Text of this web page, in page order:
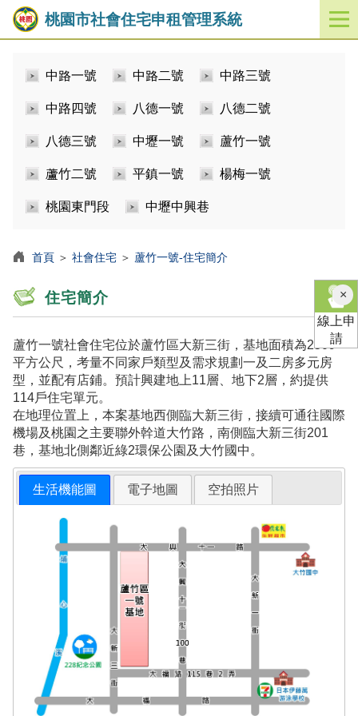
桃園市社會住宅申租管理系統
開
啟
中路一號 中路二號 中路三號
中路四號 八德一號 八德二號
八德三號 中壢一號 蘆竹一號
蘆竹二號 平鎮一號 楊梅一號
桃園東門段 中壢中興巷
首頁 ＞ 社會住宅 ＞ 蘆竹一號-住宅簡介
住宅簡介
蘆竹一號社會住宅位於蘆竹區大新三街，基地面積為2509
平方公尺，考量不同家戶類型及需求規劃一及二房多元房
型，並配有店鋪。預計興建地上11層、地下2層，約提供
114戶住宅單元。
在地理位置上，本案基地西側臨大新三街，接續可通往國際
機場及桃園之主要聯外幹道大竹路，南側臨大新三街201
巷，基地北側鄰近綠2環保公園及大竹國中。
生活機能圖 電子地圖 空拍照片
×關
閉
線上申
請